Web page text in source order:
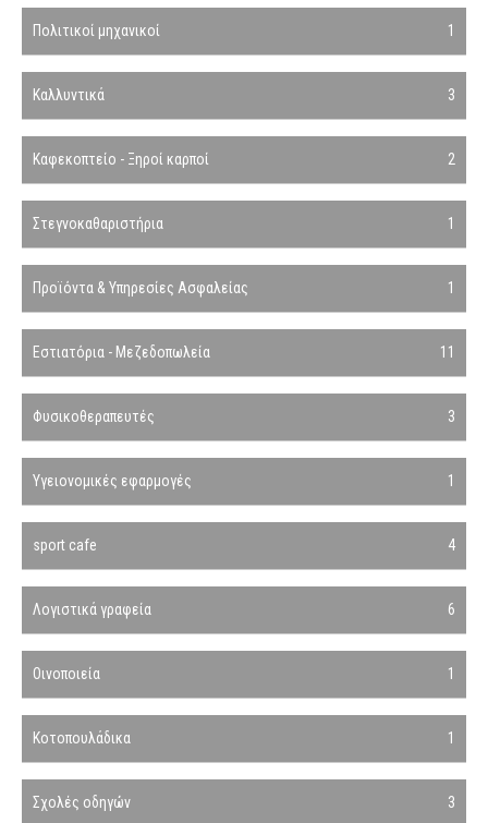
Πολιτικοί μηχανικοί 1
Καλλυντικά 3
Καφεκοπτείο - Ξηροί καρποί 2
Στεγνοκαθαριστήρια 1
Προϊόντα & Υπηρεσίες Ασφαλείας 1
Εστιατόρια - Μεζεδοπωλεία 11
Φυσικοθεραπευτές 3
Υγειονομικές εφαρμογές 1
sport cafe 4
Λογιστικά γραφεία 6
Οινοποιεία 1
Κοτοπουλάδικα 1
Σχολές οδηγών 3